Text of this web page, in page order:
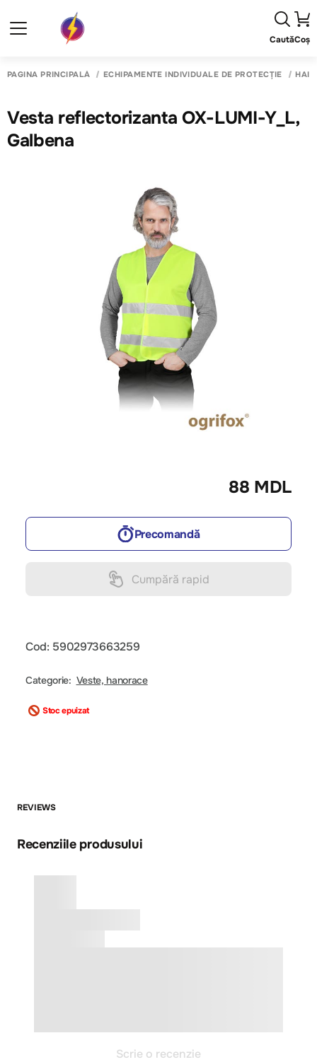
CautăCoș
PAGINA PRINCIPALĂ ECHIPAMENTE INDIVIDUALE DE PROTECȚIE
Vesta reflectorizanta OX-LUMI-Y_L,
Galbena
88 MDL
Precomandă
Cumpără rapid
Cod: 5902973663259
Categorie: Veste, hanorace
Stoc epuizat
REVIEWS
Recenziile produsului
Scrie o recenzie